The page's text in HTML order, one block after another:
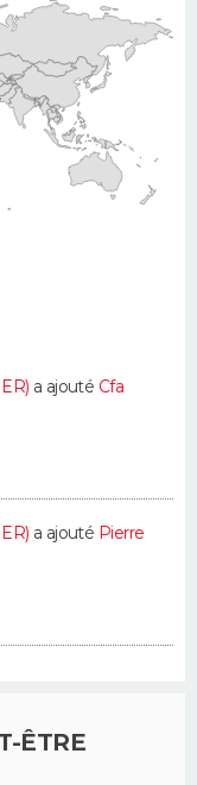
a ajouté Cfa
a ajouté Pierre
ÊTRE